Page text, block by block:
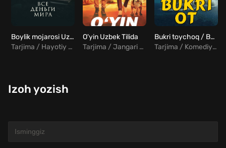
Boylik mojarosi Uzbek tilida
Tarjima / Hayotiy / Drama
O'yin Uzbek Tilida
Tarjima / Jangari / Komediya / Sarguzasht / Hind
Bukri toychoq / Bukri ot Uzbek tilida
Tarjima / Komediya / Sarguzasht
Izoh yozish